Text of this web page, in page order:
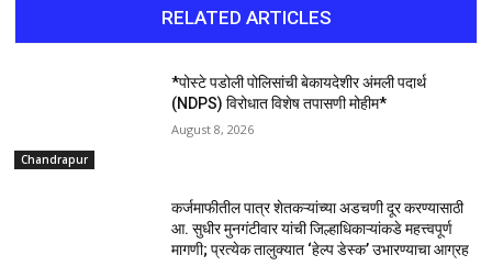
RELATED ARTICLES
Chandrapur
*पोस्टे पडोली पोलिसांची बेकायदेशीर अंमली पदार्थ
(NDPS) विरोधात विशेष तपासणी मोहीम*
August 8, 2026
कर्जमाफीतील पात्र शेतकऱ्यांच्या अडचणी दूर करण्यासाठी
आ. सुधीर मुनगंटीवार यांची जिल्हाधिकाऱ्यांकडे महत्त्वपूर्ण
मागणी; प्रत्येक तालुक्यात ‘हेल्प डेस्क’ उभारण्याचा आग्रह